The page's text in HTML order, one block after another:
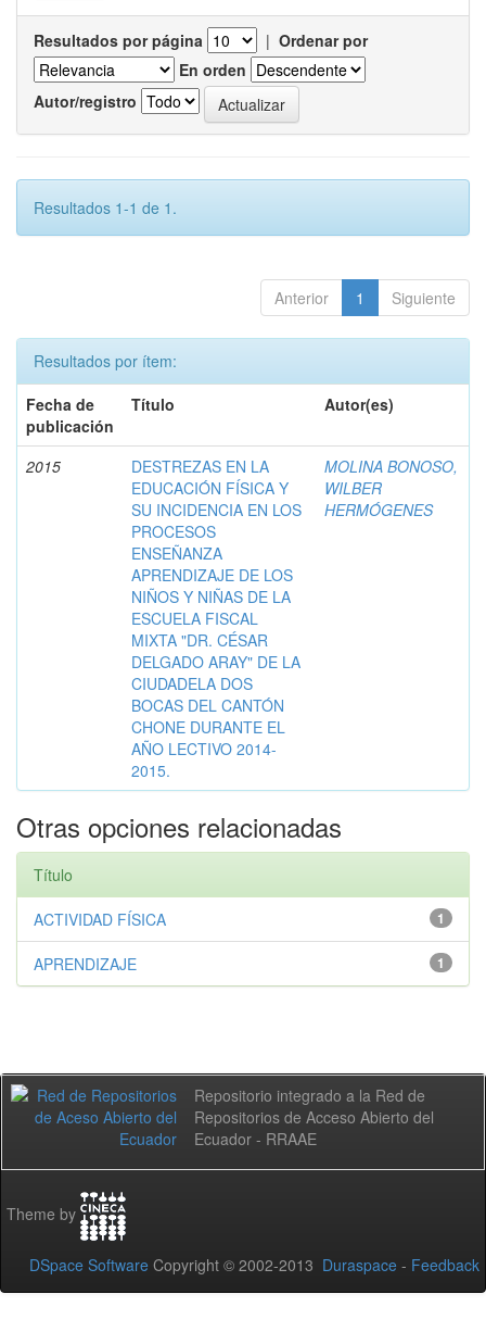
Resultados por página | Ordenar por
En orden
Autor/registro
Resultados 1-1 de 1.
Anterior 1 Siguiente
Resultados por ítem:
Fecha de
publicación
Título Autor(es)
2015
DESTREZAS EN LA
EDUCACIÓN FÍSICA Y
SU INCIDENCIA EN LOS
PROCESOS
ENSEÑANZA
APRENDIZAJE DE LOS
NIÑOS Y NIÑAS DE LA
ESCUELA FISCAL
MIXTA "DR. CÉSAR
DELGADO ARAY" DE LA
CIUDADELA DOS
BOCAS DEL CANTÓN
CHONE DURANTE EL
AÑO LECTIVO 2014-
2015.
MOLINA BONOSO,
WILBER
HERMÓGENES
Otras opciones relacionadas
Título
1
ACTIVIDAD FÍSICA
1
APRENDIZAJE
Repositorio integrado a la Red de
Repositorios de Acceso Abierto del
Ecuador - RRAAE
Theme by
DSpace Software Copyright © 2002-2013 Duraspace - Feedback